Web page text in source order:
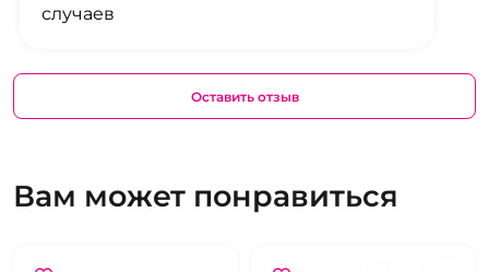
случаев
Оставить отзыв
Вам может понравиться